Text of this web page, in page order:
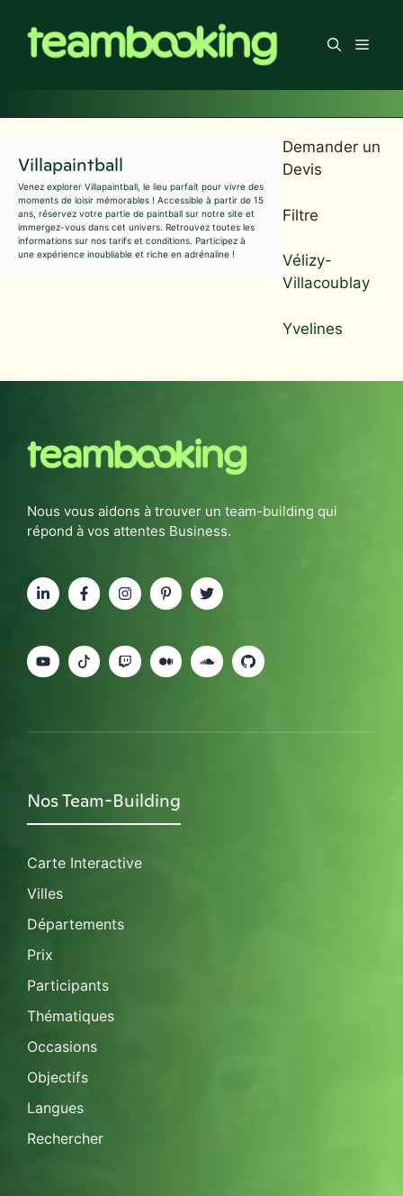
contenu
Menu
Villapaintball
Venez explorer Villapaintball, le lieu parfait pour vivre des
moments de loisir mémorables ! Accessible à partir de 15
ans, réservez votre partie de paintball sur notre site et
immergez-vous dans cet univers. Retrouvez toutes les
informations sur nos tarifs et conditions. Participez à
une expérience inoubliable et riche en adrénaline !
Demander un
Devis
Filtre
Vélizy-
Villacoublay
Yvelines
Nous vous aidons à trouver un team-building qui
répond à vos attentes Business.
Nos Team-Building
Carte Interactive
Villes
Départements
Prix
Participants
Thématiques
Occasions
Objectifs
Langues
Rechercher